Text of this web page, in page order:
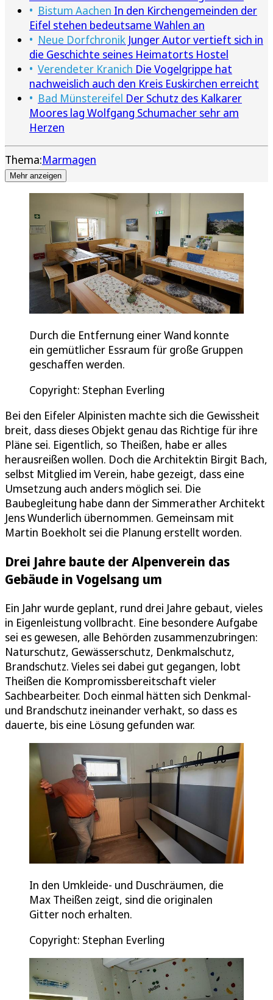
Bistum Aachen In den Kirchengemeinden der
Eifel stehen bedeutsame Wahlen an
Neue Dorfchronik Junger Autor vertieft sich in
die Geschichte seines Heimatorts Hostel
Verendeter Kranich Die Vogelgrippe hat
nachweislich auch den Kreis Euskirchen erreicht
Bad Münstereifel Der Schutz des Kalkarer
Moores lag Wolfgang Schumacher sehr am
Herzen
Thema:Marmagen
Mehr anzeigen
Durch die Entfernung einer Wand konnte
ein gemütlicher Essraum für große Gruppen
geschaffen werden.
Copyright: Stephan Everling
Bei den Eifeler Alpinisten machte sich die Gewissheit
breit, dass dieses Objekt genau das Richtige für ihre
Pläne sei. Eigentlich, so Theißen, habe er alles
herausreißen wollen. Doch die Architektin Birgit Bach,
selbst Mitglied im Verein, habe gezeigt, dass eine
Umsetzung auch anders möglich sei. Die
Baubegleitung habe dann der Simmerather Architekt
Jens Wunderlich übernommen. Gemeinsam mit
Martin Boekholt sei die Planung erstellt worden.
Drei Jahre baute der Alpenverein das
Gebäude in Vogelsang um
Ein Jahr wurde geplant, rund drei Jahre gebaut, vieles
in Eigenleistung vollbracht. Eine besondere Aufgabe
sei es gewesen, alle Behörden zusammenzubringen:
Naturschutz, Gewässerschutz, Denkmalschutz,
Brandschutz. Vieles sei dabei gut gegangen, lobt
Theißen die Kompromissbereitschaft vieler
Sachbearbeiter. Doch einmal hätten sich Denkmal-
und Brandschutz ineinander verhakt, so dass es
dauerte, bis eine Lösung gefunden war.
In den Umkleide- und Duschräumen, die
Max Theißen zeigt, sind die originalen
Gitter noch erhalten.
Copyright: Stephan Everling